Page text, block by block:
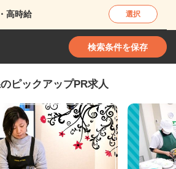
高時給 選択
検索条件を保存
ピックアップPR求人